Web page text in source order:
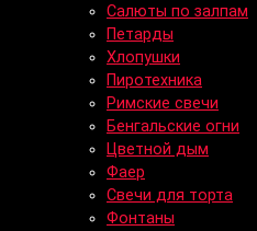
Салюты по залпам
Петарды
Хлопушки
Пиротехника
Римские свечи
Бенгальские огни
Цветной дым
Фаер
Свечи для торта
Фонтаны